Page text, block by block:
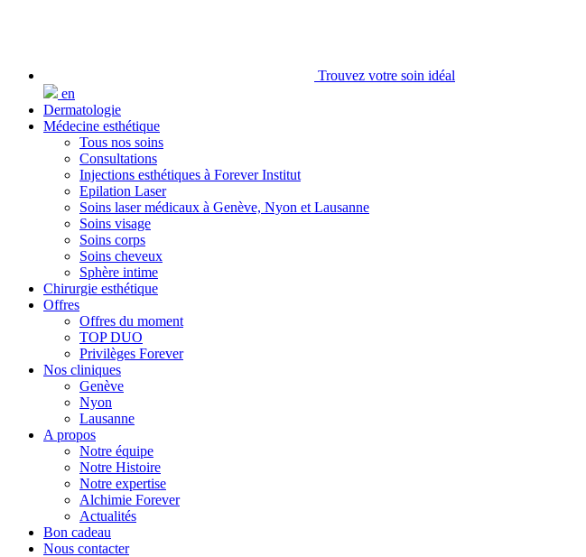
Trouvez votre soin idéal
en
Dermatologie
Médecine esthétique
Tous nos soins
Consultations
Injections esthétiques à Forever Institut
Epilation Laser
Soins laser médicaux à Genève, Nyon et Lausanne
Soins visage
Soins corps
Soins cheveux
Sphère intime
Chirurgie esthétique
Offres
Offres du moment
TOP DUO
Privilèges Forever
Nos cliniques
Genève
Nyon
Lausanne
A propos
Notre équipe
Notre Histoire
Notre expertise
Alchimie Forever
Actualités
Bon cadeau
Nous contacter